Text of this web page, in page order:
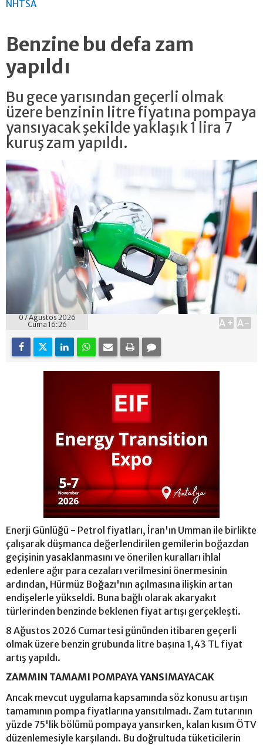
NHTSA
Benzine bu defa zam
yapıldı
Bu gece yarısından geçerli olmak
üzere benzinin litre fiyatına pompaya
yansıyacak şekilde yaklaşık 1 lira 7
kuruş zam yapıldı.
07 Ağustos 2026
Cuma 16:26
A+ A-
Enerji Günlüğü - Petrol fiyatları, İran'ın Umman ile birlikte
çalışarak düşmanca değerlendirilen gemilerin boğazdan
geçişinin yasaklanmasını ve önerilen kuralları ihlal
edenlere ağır para cezaları verilmesini önermesinin
ardından, Hürmüz Boğazı'nın açılmasına ilişkin artan
endişelerle yükseldi. Buna bağlı olarak akaryakıt
türlerinden benzinde beklenen fiyat artışı gerçekleşti.
8 Ağustos 2026 Cumartesi gününden itibaren geçerli
olmak üzere benzin grubunda litre başına 1,43 TL fiyat
artış yapıldı.
ZAMMIN TAMAMI POMPAYA YANSIMAYACAK
Ancak mevcut uygulama kapsamında söz konusu artışın
tamamının pompa fiyatlarına yansıtılmadı. Zam tutarının
yüzde 75'lik bölümü pompaya yansırken, kalan kısım ÖTV
düzenlemesiyle karşılandı. Bu doğrultuda tüketicilerin